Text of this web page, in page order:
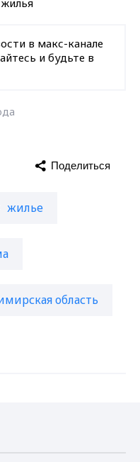
в макс-канале
и будьте в
жилье
область
Поделиться